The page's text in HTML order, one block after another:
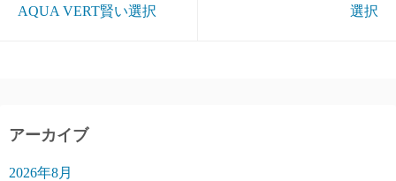
AQUA VERT賢い選択
選択
アーカイブ
2026年8月